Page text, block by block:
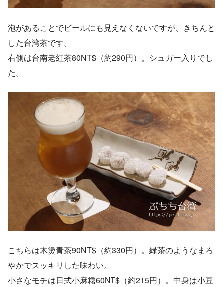
泡があることでビールにも見えなくないですが、きちんと
した台湾茶です。
右側は台南老紅茶80NT$（約290円）。シュガー入りでし
た。
こちらは木燙青茶90NT$（約330円）。緑茶のようなまろ
やかでスッキリした味わい。
小さなモチは日式小麻糬60NT$（約215円）。中身は小豆